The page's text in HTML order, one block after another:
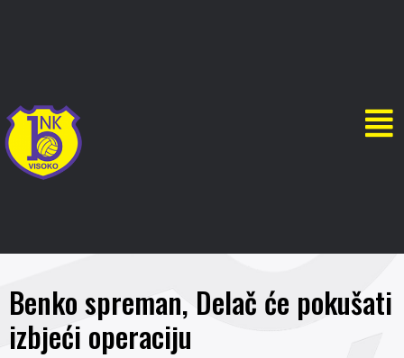
Benko spreman, Delač će pokušati
izbjeći operaciju